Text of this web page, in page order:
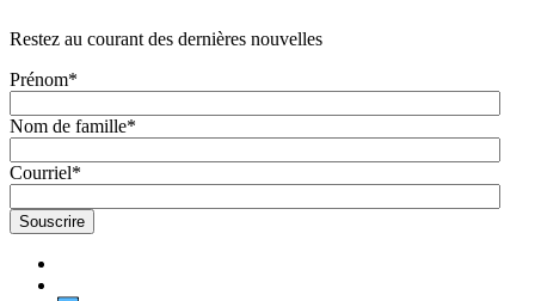
Restez au courant des dernières nouvelles
Prénom*
Nom de famille*
Courriel*